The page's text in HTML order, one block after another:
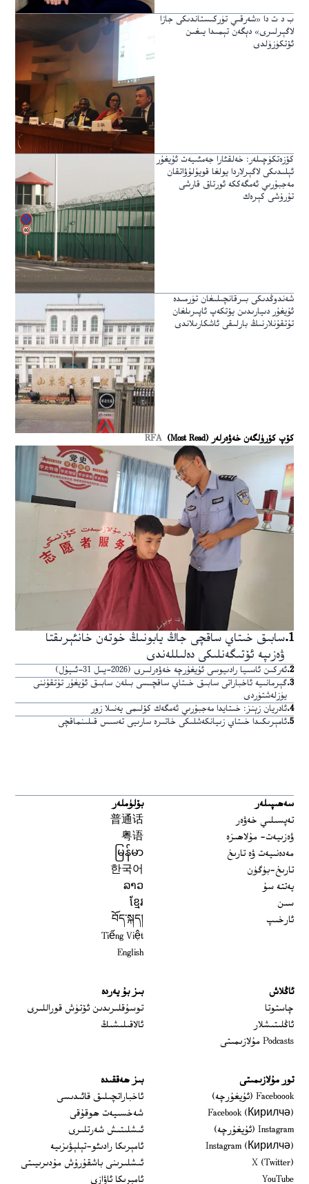
ب د ت دا «شەرقىي تۈركىستاندىكى جازا
لاگېرلىرى» دېگەن تېمىدا يىغىن
ئۆتكۈزۈلدى
كۆزەتكۈچىلەر: خەلقئارا جەمئىيەت ئۇيغۇر
ئېلىدىكى لاگېرلاردا يولغا قويۇلۇۋاتقان
مەجبۇرىي ئەمگەككە ئورتاق قارشى
تۇرۇشى كېرەك
شەندوڭدىكى بىرقانچىلىغان تۈرمىدە
ئۇيغۇر دىيارىدىن يۆتكەپ ئاپىرىلغان
تۇتقۇنلارنىڭ بارلىقى ئاشكارىلاندى
كۆپ كۆرۈلگەن خەۋەرلەر (Most Read) RFA
1
.سابىق خىتاي ساقچى جاڭ يابونىڭ خوتەن خانئېرىقتا
ۋەزىپە ئۆتىگەنلىكى دەلىللەندى
2
.ئەركىن ئاسىيا رادىيوسى ئۇيغۇرچە خەۋەرلىرى (2026-يىل 31-ئىيۇل)
3
.گېرمانىيە ئاخباراتى سابىق خىتاي ساقچىسى بىلەن سابىق ئۇيغۇر تۇتقۇننى
يۈزلەشتۈردى
4
.ئادريان زېنز: خىتايدا مەجبۇرىي ئەمگەك كۆلىمى يەنىلا زور
5
.ئامېرىكىدا خىتاي زىيانكەشلىكى خاتىرە سارىيى تەسىس قىلىنماقچى
سەھىپىلەر
تەپسىلىي خەۋەر
ۋەزىيەت- مۇلاھىزە
مەدەنىيەت ۋە تارىخ
تارىخ-بۈگۈن
يەتتە سۇ
سىن
ئارخىپ
بۆلۈملەر
普通话
粤语
မြန်မာ
한국어
ລາວ
ខ្មែរ
བོད་སྐད།
Tiếng Việt
English
ئاڭلاش
چاستوتا
ئاڭلىتىشلار
Podcasts مۇلازىمىتى
بىز بۇ يەردە
توسۇقلىرىدىن ئۆتۈش قوراللىرى
ئالاقىلىشىڭ
تور مۇلازىمىتى
Faceboook (ئۇيغۇرچە)
Opens in new window
Facebook (Кирилчә)
Opens in new window
Instagram (ئۇيغۇرچە)
Opens in new window
Instagram (Кирилчә)
Opens in new window
X (Twitter)
YouTube
بىز ھەققىدە
ئاخباراتچىلىق قائىدىسى
شەخسىيەت ھوقۇقى
ئىشلىتىش شەرتلىرى
ئامېرىكا رادىئو-تېلېۋىزىيە
ئىشلىرىنى باشقۇرۇش مۇدىرىيىتى
ئامېرىكا ئاۋازى